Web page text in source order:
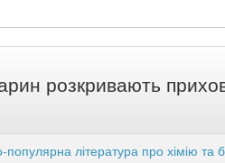
розкривають
популярна література про хімію та